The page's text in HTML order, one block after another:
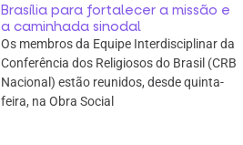
Brasília para fortalecer a missão e
a caminhada sinodal
Os membros da Equipe Interdisciplinar da
Conferência dos Religiosos do Brasil (CRB
Nacional) estão reunidos, desde quinta-
feira, na Obra Social